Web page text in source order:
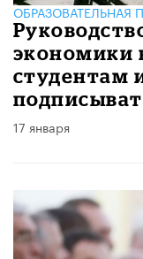
ОБРАЗОВАТЕЛЬНАЯ
экономики
студентам
17 января